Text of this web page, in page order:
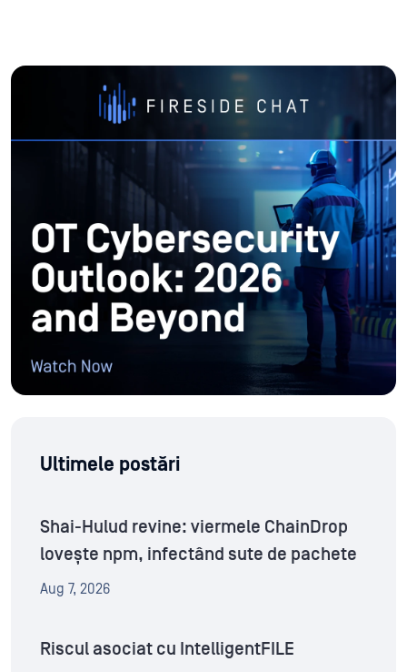
Ultimele postări
Shai-Hulud revine: viermele ChainDrop
lovește npm, infectând sute de pachete
Aug 7, 2026
Riscul asociat cu IntelligentFILE